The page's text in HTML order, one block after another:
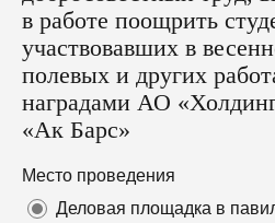
в работе поощрить
участвовавших в
полевых и других
наградами АО
«Ак Барс»
Место проведения
Деловая площадка в